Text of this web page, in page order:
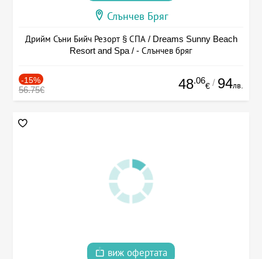
Слънчев Бряг
Дрийм Съни Бийч Резорт § СПА / Dreams Sunny Beach
Resort and Spa / - Слънчев бряг
-15%
56.75€ 48.06
€ / 94лв.
виж офертата